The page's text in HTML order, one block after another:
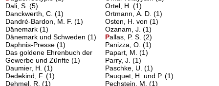
Dali, S.(5)
Danckwerth, C.(1)
Dandré-Bardon, M. F.(1)
Dänemark(1)
Dänemark und Schweden(1)
Daphnis-Presse(1)
Das goldene Ehrenbuch der
Gewerbe und Zünfte(1)
Daumier, H.(1)
Dedekind, F.(1)
Dehmel, R.(1)
Ortel, H.(1)
Ortmann, A. D.(1)
Osten, H. von(1)
Ozanam, J.(1)
Pallas, P. S.(2)
Panizza, O.(1)
Papart, M.(1)
Parry, J.(1)
Paschke, U.(1)
Pauquet, H. und P.(1)
Pechstein, M.(1)